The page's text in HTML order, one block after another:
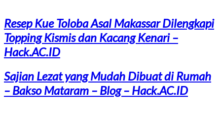
Resep Kue Toloba Asal Makassar Dilengkapi
Topping Kismis dan Kacang Kenari –
Hack.AC.ID
Sajian Lezat yang Mudah Dibuat di Rumah
– Bakso Mataram – Blog – Hack.AC.ID